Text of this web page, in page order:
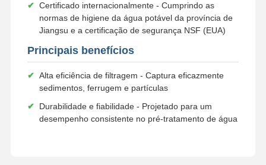
✔ Certificado internacionalmente - Cumprindo as
normas de higiene da água potável da província de
Jiangsu e a certificação de segurança NSF (EUA)
Principais benefícios
✔ Alta eficiência de filtragem - Captura eficazmente
sedimentos, ferrugem e partículas
✔
Durabilidade e fiabilidade - Projetado para um
desempenho consistente no pré-tratamento de água